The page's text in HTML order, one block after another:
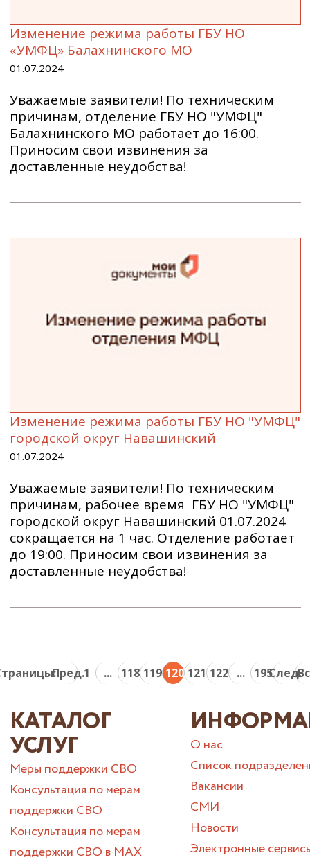
Изменение режима работы ГБУ НО
«УМФЦ» Балахнинского МО
01.07.2024
Уважаемые заявители! По техническим
причинам, отделение ГБУ НО "УМФЦ"
Балахнинского МО работает до 16:00.
Приносим свои извинения за
доставленные неудобства!
Изменение режима работы ГБУ НО "УМФЦ"
городской округ Навашинский
01.07.2024
Уважаемые заявители! По техническим
причинам, рабочее время ГБУ НО "УМФЦ"
городской округ Навашинский 01.07.2024
сокращается на 1 час. Отделение работает
до 19:00. Приносим свои извинения за
доставленные неудобства!
Пред.1 ... 118 119 120 121 122 ... 195След.
КАТАЛОГ
УСЛУГ
Меры поддержки СВО
Консультация по мерам
поддержки СВО
Консультация по мерам
поддержки СВО в МАХ
О нас
Список
Вакансии
СМИ
Новости
Электронные